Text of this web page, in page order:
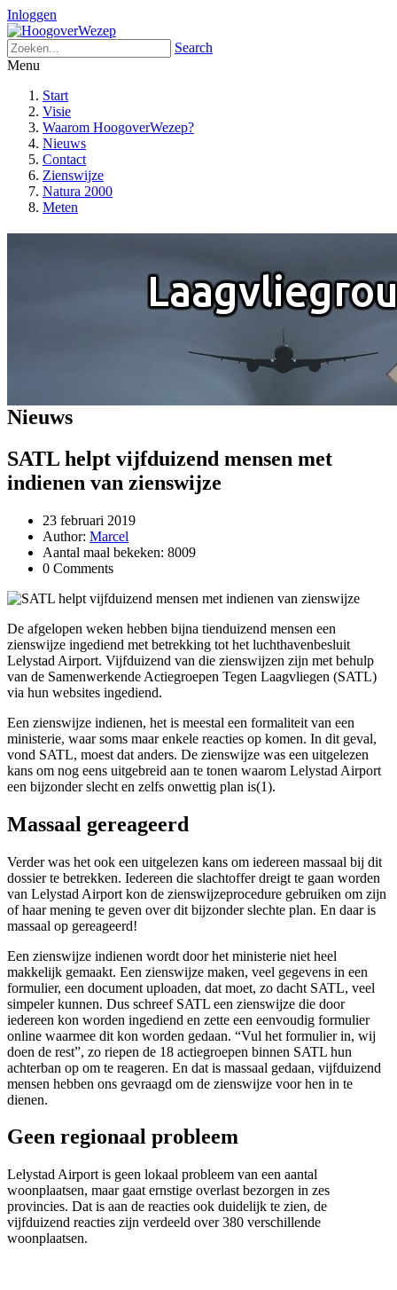
Inloggen
Search
Menu
Start
Visie
Waarom HoogoverWezep?
Nieuws
Contact
Zienswijze
Natura 2000
Meten
Nieuws
SATL helpt vijfduizend mensen met
indienen van zienswijze
23 februari 2019
Author: Marcel
Aantal maal bekeken: 8009
0 Comments
De afgelopen weken hebben bijna tienduizend mensen een
zienswijze ingediend met betrekking tot het luchthavenbesluit
Lelystad Airport. Vijfduizend van die zienswijzen zijn met behulp
van de Samenwerkende Actiegroepen Tegen Laagvliegen (SATL)
via hun websites ingediend.
Een zienswijze indienen, het is meestal een formaliteit van een
ministerie, waar soms maar enkele reacties op komen. In dit geval,
vond SATL, moest dat anders. De zienswijze was een uitgelezen
kans om nog eens uitgebreid aan te tonen waarom Lelystad Airport
een bijzonder slecht en zelfs onwettig plan is(1).
Massaal gereageerd
Verder was het ook een uitgelezen kans om iedereen massaal bij dit
dossier te betrekken. Iedereen die slachtoffer dreigt te gaan worden
van Lelystad Airport kon de zienswijzeprocedure gebruiken om zijn
of haar mening te geven over dit bijzonder slechte plan. En daar is
massaal op gereageerd!
Een zienswijze indienen wordt door het ministerie niet heel
makkelijk gemaakt. Een zienswijze maken, veel gegevens in een
formulier, een document uploaden, dat moet, zo dacht SATL, veel
simpeler kunnen. Dus schreef SATL een zienswijze die door
iedereen kon worden ingediend en zette een eenvoudig formulier
online waarmee dit kon worden gedaan. “Vul het formulier in, wij
doen de rest”, zo riepen de 18 actiegroepen binnen SATL hun
achterban op om te reageren. En dat is massaal gedaan, vijfduizend
mensen hebben ons gevraagd om de zienswijze voor hen in te
dienen.
Geen regionaal probleem
Lelystad Airport is geen lokaal probleem van een aantal
woonplaatsen, maar gaat ernstige overlast bezorgen in zes
provincies. Dat is aan de reacties ook duidelijk te zien, de
vijfduizend reacties zijn verdeeld over 380 verschillende
woonplaatsen.